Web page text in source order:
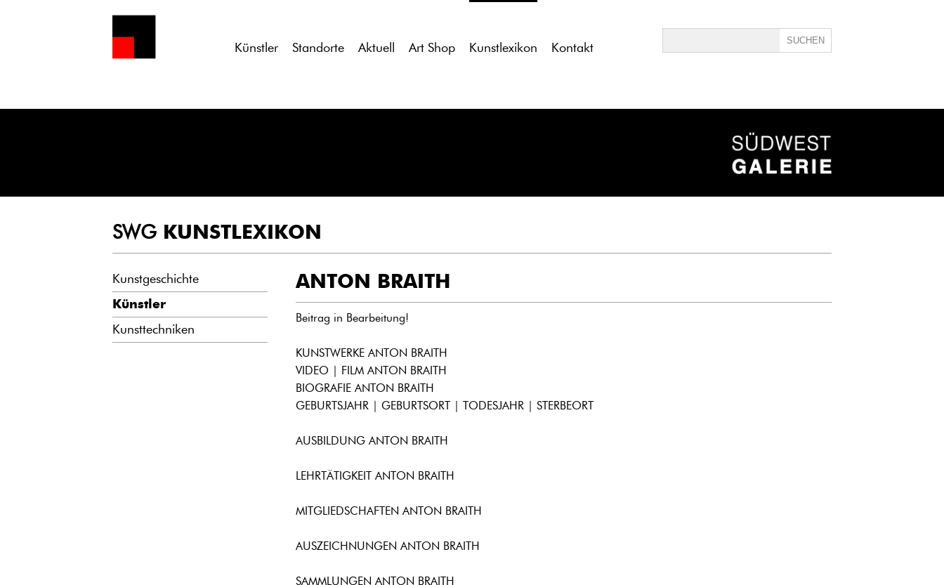
Künstler Standorte Aktuell Art Shop Kunstlexikon Kontakt
SWG KUNSTLEXIKON
Kunstgeschichte
Künstler
Kunsttechniken
ANTON BRAITH
Beitrag in Bearbeitung!
KUNSTWERKE ANTON BRAITH
VIDEO | FILM ANTON BRAITH
BIOGRAFIE ANTON BRAITH
GEBURTSJAHR | GEBURTSORT | TODESJAHR | STERBEORT
AUSBILDUNG ANTON BRAITH
LEHRTÄTIGKEIT ANTON BRAITH
MITGLIEDSCHAFTEN ANTON BRAITH
AUSZEICHNUNGEN ANTON BRAITH
SAMMLUNGEN ANTON BRAITH